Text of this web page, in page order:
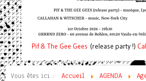
Pif& The Gee Gees (release party !) Ca
Vous êtes ici : Accueil AGENDA